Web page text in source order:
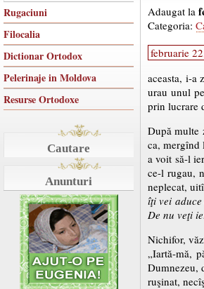
Rugaciuni
Filocalia
Dictionar Ortodox
Pelerinaje in Moldova
Resurse Ortodoxe
Cautare
Anunturi
Adaugat la
Categoria:
februarie
aceasta, i-a
urau unul
prin lucrare
După multe
ca, mergînd
a voit să-l
ce-l rugau,
neplecat,
îţi vei
De nu veţi
Nichifor,
„Iartă-mă,
Dumnezeu,
ruşinat,